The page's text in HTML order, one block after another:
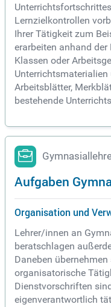
Lernzielkontrollen
Ihrer Tätigkeit zum
erarbeiten anhand
Klassen oder
Unterrichtsmaterialien
Arbeitsblätter,
bestehende
Aufgaben
Organisation und
Lehrer/innen an
beratschlagen
Daneben
organisatorische
Dienstvorschriften
eigenverantwortlich